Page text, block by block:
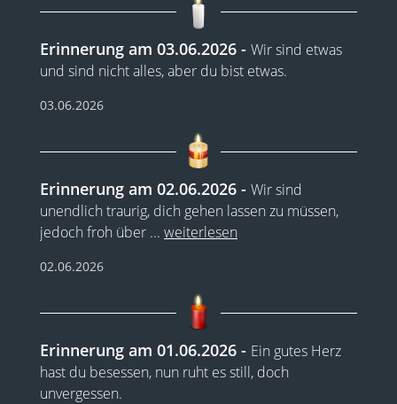
Erinnerung am 03.06.2026
Wir sind etwas
und sind nicht alles, aber du bist etwas.
03.06.2026
Erinnerung am 02.06.2026
Wir sind
unendlich traurig, dich gehen lassen zu müssen,
jedoch froh über ... weiterlesen
02.06.2026
Erinnerung am 01.06.2026
Ein gutes Herz
hast du besessen, nun ruht es still, doch
unvergessen.